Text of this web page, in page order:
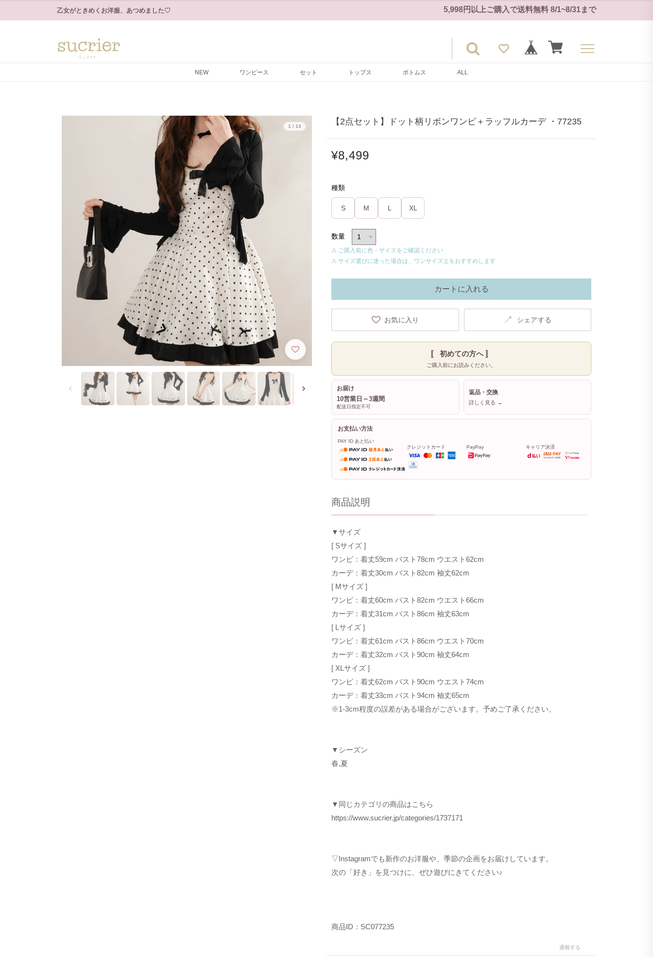
乙女がときめくお洋服、あつめました♡ 5,998円以上ご購入で送料無料 8/1~8/31まで
NEW ワンピース セット トップス ボトムス ALL
【2点セット】ドット柄リボンワンピ＋ラッフルカーデ ・77235
1 / 14
¥8,499
種類
S M L XL
数量
⚠ ご購入前に色・サイズをご確認ください
⚠ サイズ選びに迷った場合は、ワンサイズ上をおすすめします
カートに入れる
お気に入り ↗ シェアする
〚 初めての方へ 〛
ご購入前にお読みください。
お届け
10営業日～3週間
配送日指定不可
返品・交換
詳しく見る →
お支払い方法
PAY ID あと払い
クレジットカード
PayPay キャリア決済
商品説明
▼サイズ
[ Sサイズ ]
ワンピ：着丈59cm バスト78cm ウエスト62cm
カーデ：着丈30cm バスト82cm 袖丈62cm
[ Mサイズ ]
ワンピ：着丈60cm バスト82cm ウエスト66cm
カーデ：着丈31cm バスト86cm 袖丈63cm
[ Lサイズ ]
ワンピ：着丈61cm バスト86cm ウエスト70cm
カーデ：着丈32cm バスト90cm 袖丈64cm
[ XLサイズ ]
ワンピ：着丈62cm バスト90cm ウエスト74cm
カーデ：着丈33cm バスト94cm 袖丈65cm
※1-3cm程度の誤差がある場合がございます。予めご了承ください。
▼シーズン
春,夏
▼同じカテゴリの商品はこちら
https://www.sucrier.jp/categories/1737171
▽Instagramでも新作のお洋服や、季節の企画をお届けしています。
次の「好き」を見つけに、ぜひ遊びにきてください♪
商品ID：SC077235
通報する